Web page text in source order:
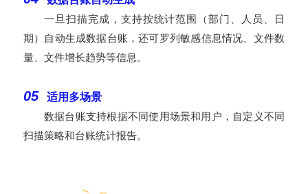
一旦扫描完成，支持按统计范围（部门、人员、日
期）自动生成数据台账，还可罗列敏感信息情况、文件数
量、文件增长趋势等信息。
05
适用多场景
数据台账支持根据不同使用场景和用户，自定义不同
扫描策略和台账统计报告。